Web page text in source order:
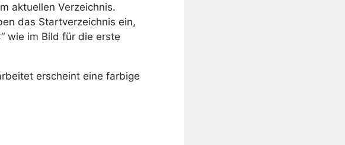
aktuellen Verzeichnis.
das Startverzeichnis ein,
wie im Bild für die erste
erscheint eine farbige